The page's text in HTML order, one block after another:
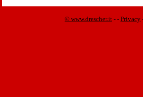
© www.drescher.it - - Privacy